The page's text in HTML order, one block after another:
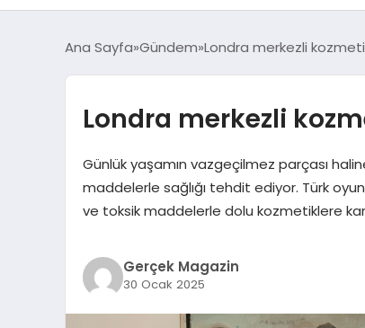
Ana Sayfa Gündem Londra merkezli
Londra merkezli
Günlük yaşamın vazgeçilmez parçası
maddelerle sağlığı tehdit ediyor. Türk
ve toksik maddelerle dolu kozmetiklere
Gerçek Magazin
30 Ocak 2025